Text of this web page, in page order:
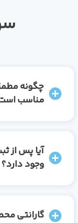
چگونه مطمئن
مناسب است؟
آیا پس از ثبت
وجود دارد؟
گارانتی